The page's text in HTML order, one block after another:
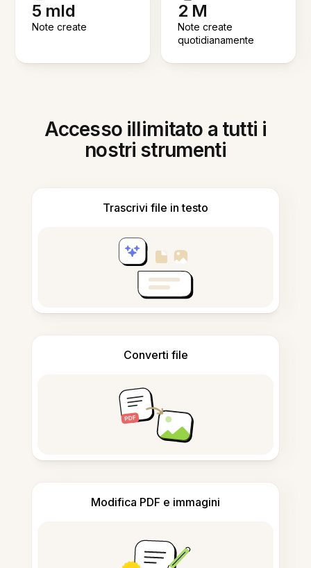
5 mld
Note create
2 M
Note create
quotidianamente
Accesso illimitato a tutti i
nostri strumenti
Trascrivi file in testo
Converti file
Modifica PDF e immagini